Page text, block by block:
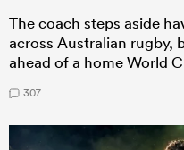
The coach steps aside
across Australian rugby,
ahead of a home World
307